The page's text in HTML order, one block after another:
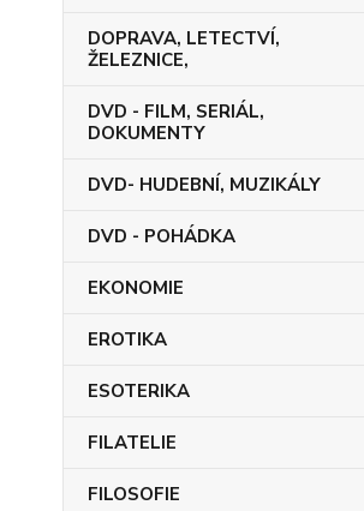
DOPRAVA, LETECTVÍ,
ŽELEZNICE,
DVD - FILM, SERIÁL,
DOKUMENTY
DVD- HUDEBNÍ, MUZIKÁLY
DVD - POHÁDKA
EKONOMIE
EROTIKA
ESOTERIKA
FILATELIE
FILOSOFIE